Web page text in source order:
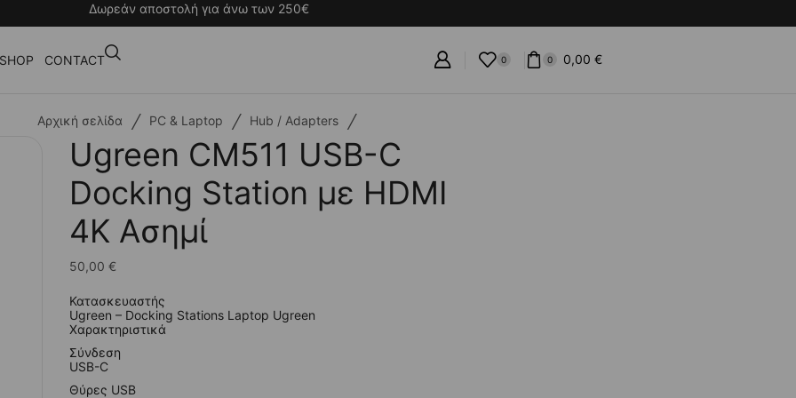
Δωρεάν αποστολή για άνω των 250€
SHOP CONTACT 0 0 0,00€
Αρχική σελίδα / PC & Laptop / Hub / Adapters /
Ugreen CM511 USB-C
Docking Station με HDMI
4K Ασημί
50,00 €
Κατασκευαστής
Ugreen – Docking Stations Laptop Ugreen
Χαρακτηριστικά
Σύνδεση
USB-C
Θύρες USB